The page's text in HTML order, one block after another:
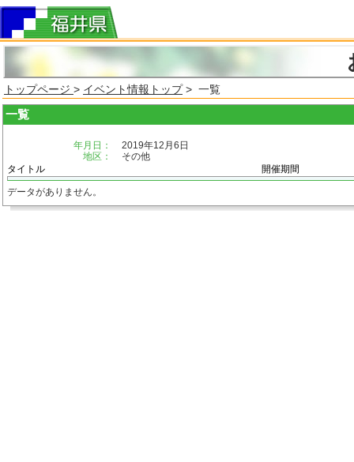
トップページ > イベント情報トップ> 一覧
一覧
年月日：
2019年12月6日
地区：
その他
タイトル
開催期間
データがありません。